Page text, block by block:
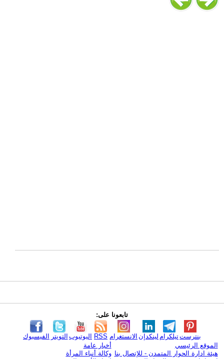
تابعونا على:
الفيسبوك التويتر اليوتيوب RSS الانستغرام لينكدإن تيلكرامبنترست
الموقع الرئيسي
هيئة ادارة الحوار المتمدن - للإتصال بنا
أخبار عامة
وكالة أنباء المرأة